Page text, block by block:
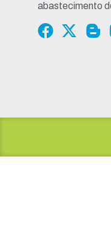
abastecimento